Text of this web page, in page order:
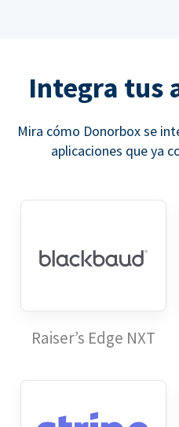
Integra tus
Mira cómo Donorbox se
aplicaciones que ya
Raiser’s Edge NXT